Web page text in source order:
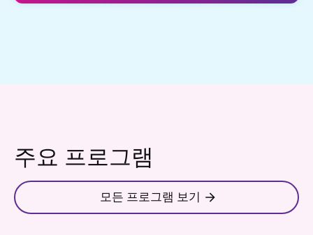
주요 프로그램
모든 프로그램 보기